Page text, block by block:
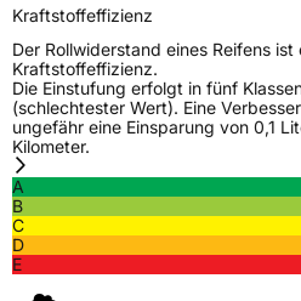
Schlauchtyp
ZustandNeureifen
M+SJa
ElektroJa
EU Label
EffizienzC
Kraftstoffeffizienz
Der Rollwiderstand eines Reifens
Kraftstoffeffizienz.
Die Einstufung erfolgt in fünf
(schlechtester Wert). Eine
ungefähr eine Einsparung von 0,1
Kilometer.
A
B
C
D
E